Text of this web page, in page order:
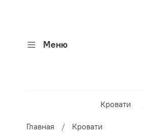
Меню
Кровати
Главная Кровати